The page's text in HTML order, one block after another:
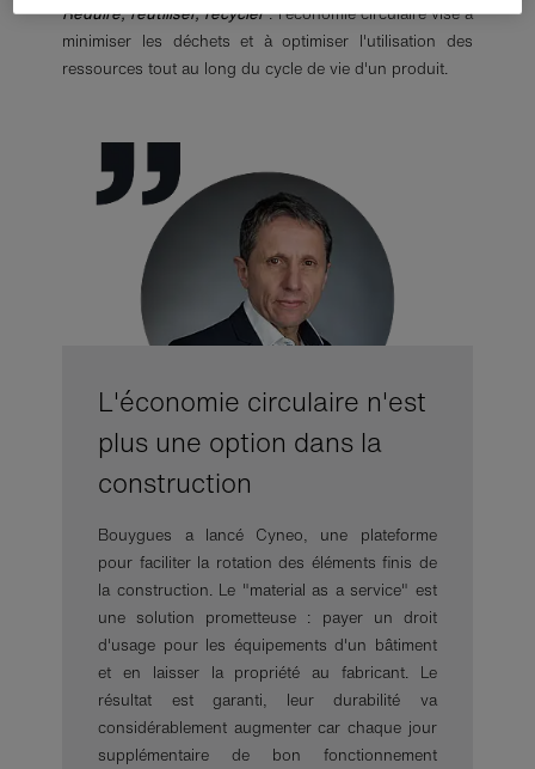
Réduire, réutiliser, recycler: l'économie circulaire vise à
minimiser les déchets et à optimiser l'utilisation des
ressources tout au long du cycle de vie d'un produit.
L'économie circulaire n'est
plus une option dans la
construction
Bouygues a lancé Cyneo, une plateforme
pour faciliter la rotation des éléments finis de
la construction. Le "material as a service" est
une solution prometteuse : payer un droit
d'usage pour les équipements d'un bâtiment
et en laisser la propriété au fabricant. Le
résultat est garanti, leur durabilité va
considérablement augmenter car chaque jour
supplémentaire de bon fonctionnement